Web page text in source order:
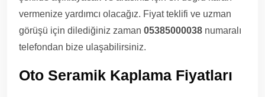
vermenize yardımcı olacağız. Fiyat teklifi ve uzman
görüşü için dilediğiniz zaman 05385000038 numaralı
telefondan bize ulaşabilirsiniz.
Oto Seramik Kaplama Fiyatları